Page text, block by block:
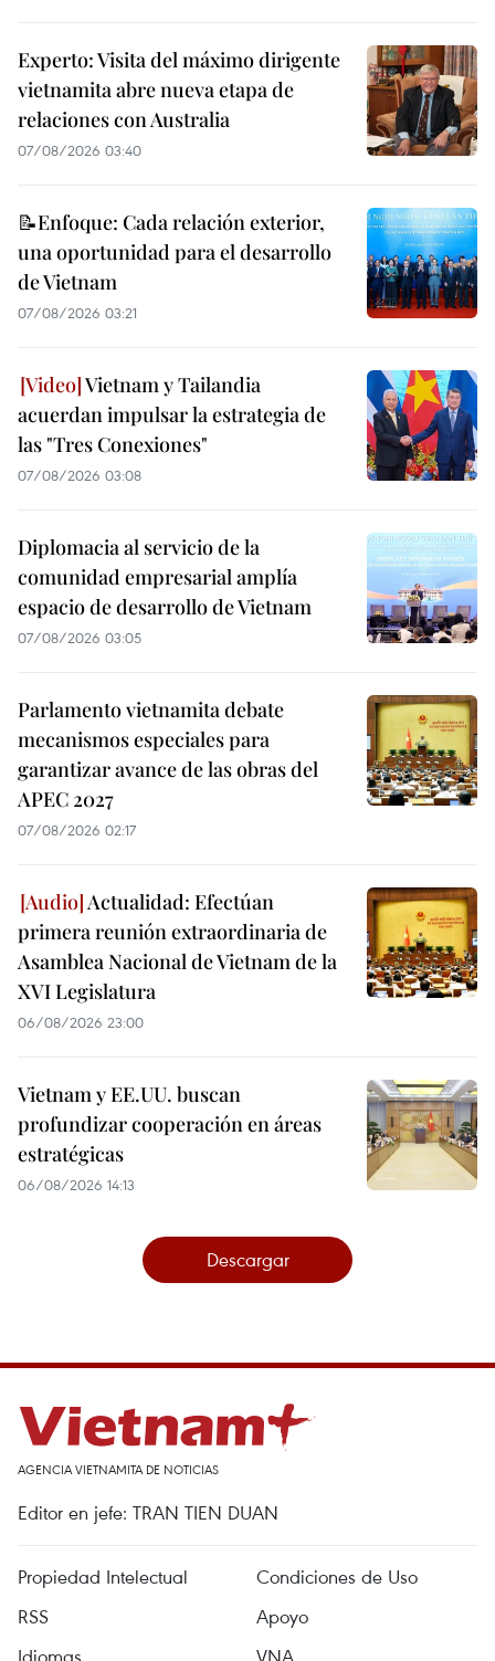
Experto: Visita del máximo dirigente
vietnamita abre nueva etapa de
relaciones con Australia
07/08/2026 03:40
📝Enfoque: Cada relación exterior,
una oportunidad para el desarrollo
de Vietnam
07/08/2026 03:21
Vietnam y Tailandia
acuerdan impulsar la estrategia de
las "Tres Conexiones"
07/08/2026 03:08
Diplomacia al servicio de la
comunidad empresarial amplía
espacio de desarrollo de Vietnam
07/08/2026 03:05
Parlamento vietnamita debate
mecanismos especiales para
garantizar avance de las obras del
APEC 2027
07/08/2026 02:17
Actualidad: Efectúan
primera reunión extraordinaria de
Asamblea Nacional de Vietnam de la
XVI Legislatura
06/08/2026 23:00
Vietnam y EE.UU. buscan
profundizar cooperación en áreas
estratégicas
06/08/2026 14:13
Descargar
AGENCIA VIETNAMITA DE NOTICIAS
Editor en jefe: TRAN TIEN DUAN
Propiedad Intelectual
Condiciones de Uso
RSS
Apoyo